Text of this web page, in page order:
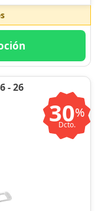
- 26
30%
Dcto.